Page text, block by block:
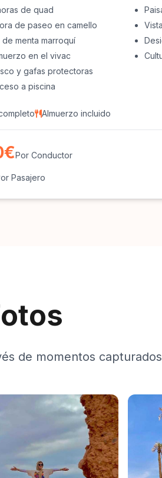
de quad
de paseo en camello
de menta marroquí
en el vivac
y gafas protectoras
a piscina
Almuerzo incluido
Por Conductor
Pasajero
de momentos capturados